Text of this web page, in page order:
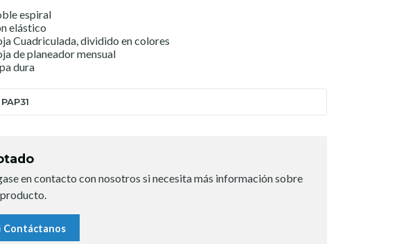
espiral
elástico
Cuadriculada, dividido en colores
de planeador mensual
dura
en contacto con nosotros si necesita más información sobre
Contáctanos